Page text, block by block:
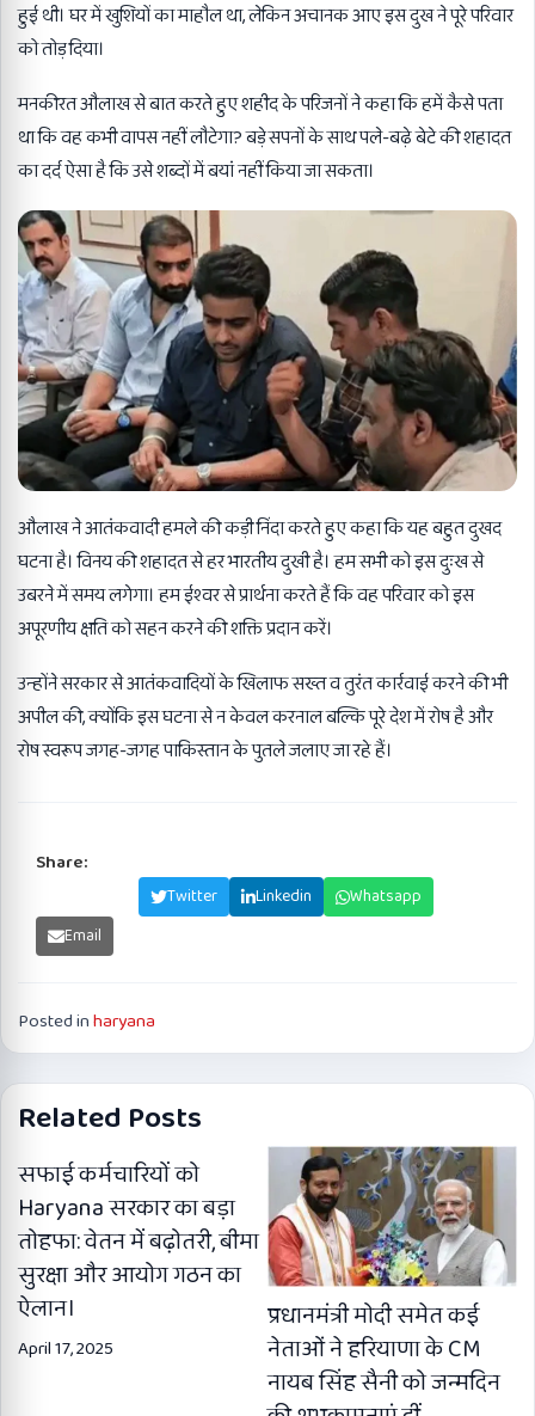
हुई थी। घर में खुशियों का माहौल था, लेकिन अचानक आए इस दुख ने पूरे परिवार
को तोड़ दिया।
मनकीरत औलाख से बात करते हुए शहीद के परिजनों ने कहा कि हमें कैसे पता
था कि वह कभी वापस नहीं लौटेगा? बड़े सपनों के साथ पले-बढ़े बेटे की शहादत
का दर्द ऐसा है कि उसे शब्दों में बयां नहीं किया जा सकता।
औलाख ने आतंकवादी हमले की कड़ी निंदा करते हुए कहा कि यह बहुत दुखद
घटना है। विनय की शहादत से हर भारतीय दुखी है। हम सभी को इस दुःख से
उबरने में समय लगेगा। हम ईश्वर से प्रार्थना करते हैं कि वह परिवार को इस
अपूरणीय क्षति को सहन करने की शक्ति प्रदान करें।
उन्होंने सरकार से आतंकवादियों के खिलाफ सख्त व तुरंत कार्रवाई करने की भी
अपील की, क्योंकि इस घटना से न केवल करनाल बल्कि पूरे देश में रोष है और
रोष स्वरूप जगह-जगह पाकिस्तान के पुतले जलाए जा रहे हैं।
Share:
Twitter Linkedin
Whatsapp
Email
Posted inharyana
Related Posts
सफाई कर्मचारियों को
Haryana सरकार का बड़ा
तोहफा: वेतन में बढ़ोतरी, बीमा
सुरक्षा और आयोग गठन का
ऐलान।
April 17, 2025
प्रधानमंत्री मोदी समेत कई
नेताओं ने हरियाणा के CM
नायब सिंह सैनी को जन्मदिन